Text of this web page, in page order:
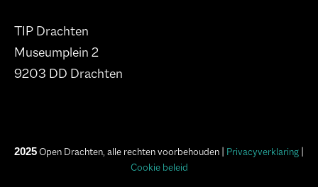
TIP Drachten
Museumplein 2
9203 DD Drachten
2025Open Drachten, alle rechten voorbehouden | Privacyverklaring |
Cookie beleid